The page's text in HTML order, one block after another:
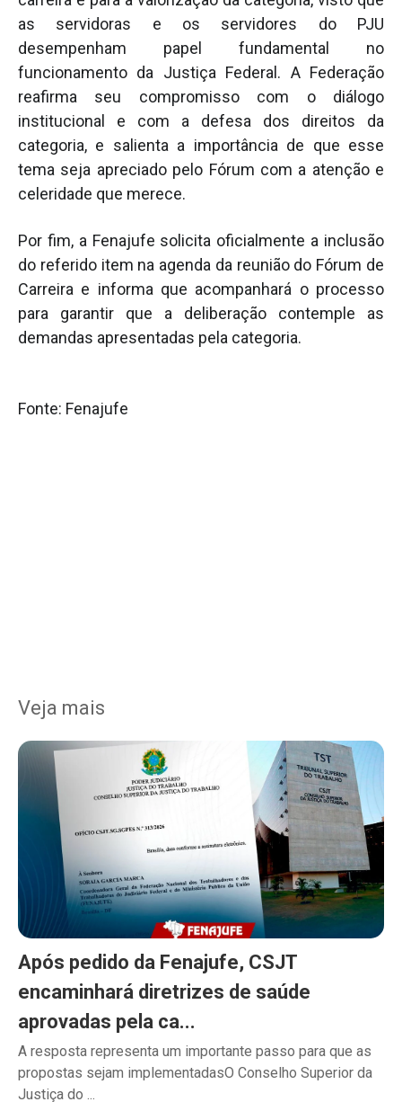
as servidoras e os servidores do PJU
desempenham papel fundamental no
funcionamento da Justiça Federal. A Federação
reafirma seu compromisso com o diálogo
institucional e com a defesa dos direitos da
categoria, e salienta a importância de que esse
tema seja apreciado pelo Fórum com a atenção e
celeridade que merece.
Por fim, a Fenajufe solicita oficialmente a inclusão
do referido item na agenda da reunião do Fórum de
Carreira e informa que acompanhará o processo
para garantir que a deliberação contemple as
demandas apresentadas pela categoria.
Fonte: Fenajufe
Veja mais
Após pedido da Fenajufe, CSJT
encaminhará diretrizes de saúde
aprovadas pela ca...
A resposta representa um importante passo para que as
propostas sejam implementadasO Conselho Superior da
Justiça do ...